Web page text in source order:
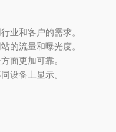
业和客户的需求。
的流量和曝光度。
面更加可靠。
设备上显示。